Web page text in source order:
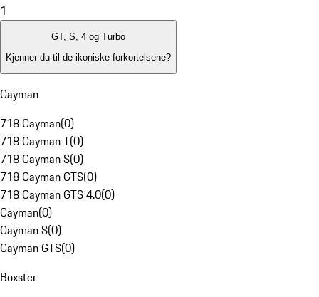
1
GT, S, 4 og Turbo
Kjenner du til de ikoniske forkortelsene?
Cayman
718 Cayman(0)
718 Cayman T(0)
718 Cayman S(0)
718 Cayman GTS(0)
718 Cayman GTS 4.0(0)
Cayman(0)
Cayman S(0)
Cayman GTS(0)
Boxster